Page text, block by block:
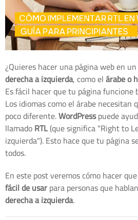
¿Quieres hacer una página web en
derecha a izquierda, como elárabe o
Es fácil hacer que tu página funcione
Los idiomas como el árabe necesitan
poco diferente.WordPresspuede
llamadoRTL(que significa "Right to
izquierda"). Esto hace que tu página
todos.
En este post veremos cómo hacer
fácil de usarpara personas que
derecha a izquierda.